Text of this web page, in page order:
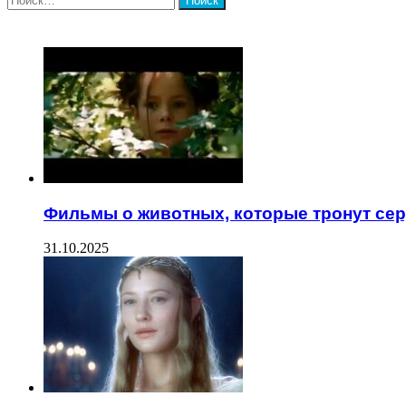
Фильмы о животных, которые тронут
31.10.2025